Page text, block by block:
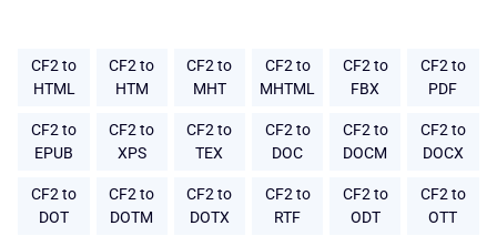
CF2 to
HTML
CF2 to
HTM
CF2 to
MHT
CF2 to
MHTML
CF2 to
FBX
CF2 to
PDF
CF2 to
EPUB
CF2 to
XPS
CF2 to
TEX
CF2 to
DOC
CF2 to
DOCM
CF2 to
DOCX
CF2 to
DOT
CF2 to
DOTM
CF2 to
DOTX
CF2 to
RTF
CF2 to
ODT
CF2 to
OTT